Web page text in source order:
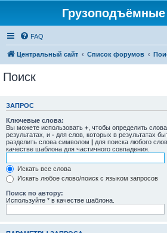
FAQ
Центральный сайт Список форумов
Поиск
ЗАПРОС
Ключевые слова:
Вы можете использовать + , чтобы определить
результатах, и - для слов, которых в результатах
разделить слова символом | для поиска любого
качестве шаблона для частичного совпадения.
Искать все слова
Искать любое слово/поиск с языком запросов
Поиск по автору:
Используйте * в качестве шаблона.